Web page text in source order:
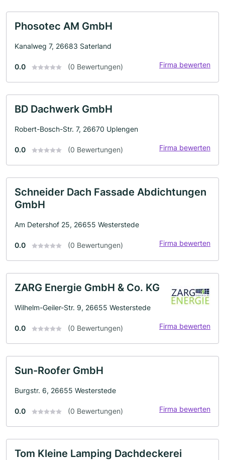
Phosotec AM GmbH
Kanalweg 7, 26683 Saterland
0.0 (0 Bewertungen) Firma bewerten
BD Dachwerk GmbH
Robert-Bosch-Str. 7, 26670 Uplengen
0.0 (0 Bewertungen) Firma bewerten
Schneider Dach Fassade Abdichtungen
GmbH
Am Detershof 25, 26655 Westerstede
0.0 (0 Bewertungen) Firma bewerten
ZARG Energie GmbH & Co. KG
Wilhelm-Geiler-Str. 9, 26655 Westerstede
0.0 (0 Bewertungen) Firma bewerten
Sun-Roofer GmbH
Burgstr. 6, 26655 Westerstede
0.0 (0 Bewertungen) Firma bewerten
Tom Kleine Lamping Dachdeckerei